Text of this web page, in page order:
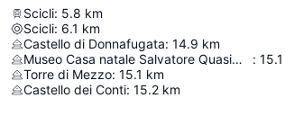
Scicli: 5.8 km
Scicli: 6.1 km
Castello di Donnafugata: 14.9 km
Museo Casa natale Salvatore Quasimodo
: 15.1
Torre di Mezzo: 15.1 km
Castello dei Conti: 15.2 km